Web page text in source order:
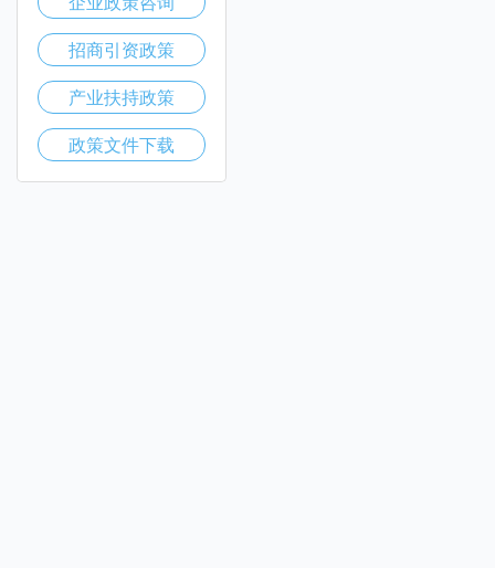
招商引资政策
产业扶持政策
政策文件下载